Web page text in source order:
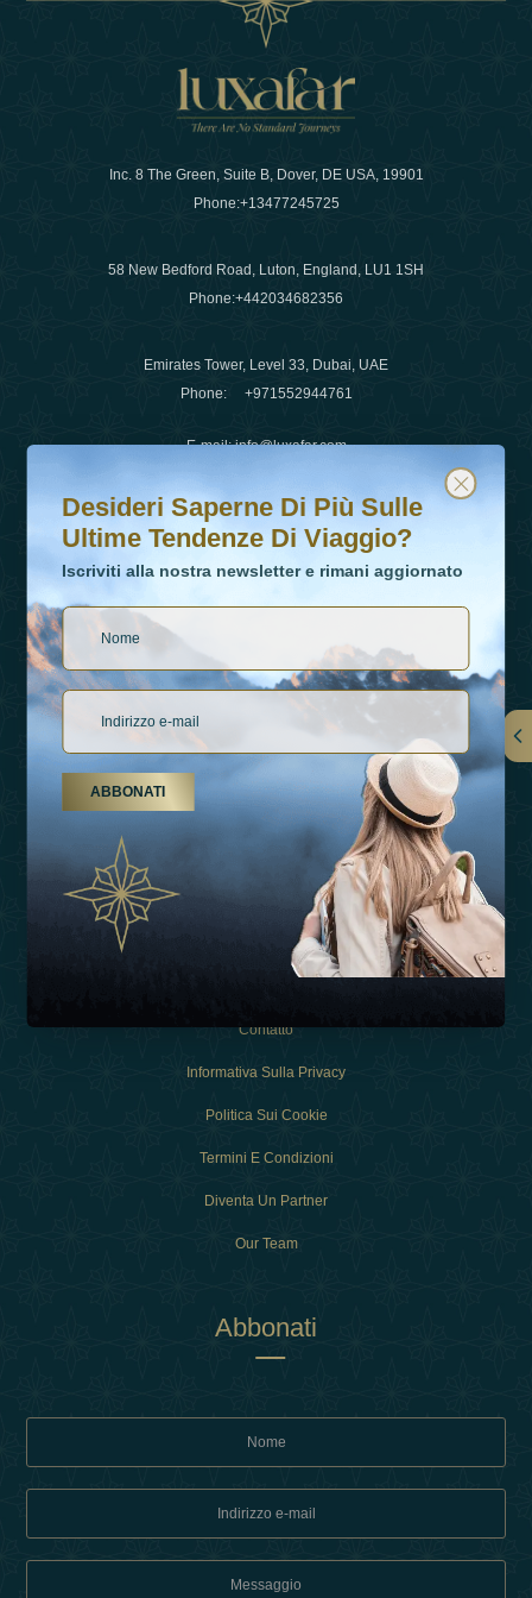
Inc. 8 The Green, Suite B, Dover, DE USA, 19901
Phone:+13477245725
58 New Bedford Road, Luton, England, LU1 1SH
Phone:+442034682356
Emirates Tower, Level 33, Dubai, UAE
Phone: +971552944761
E-mail:info@luxafar.com
WhatsApp No
+442034682356
Collegamenti
Esperienza
Contatto
Informativa Sulla Privacy
Politica Sui Cookie
Termini E Condizioni
Diventa Un Partner
Our Team
Abbonati
Desideri saperne di più sulle ultime tendenze di viaggio?
Iscriviti alla nostra newsletter e rimani aggiornato
Desideri Saperne Di Più Sulle
Ultime Tendenze Di Viaggio?
Iscriviti alla nostra newsletter e rimani aggiornato
ABBONATI